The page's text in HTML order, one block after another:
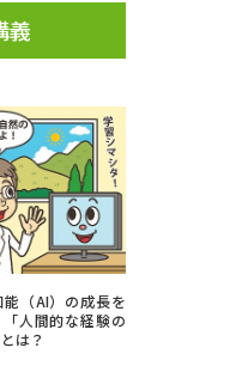
義
能（AI）の成長を
人間的な経験の
は？